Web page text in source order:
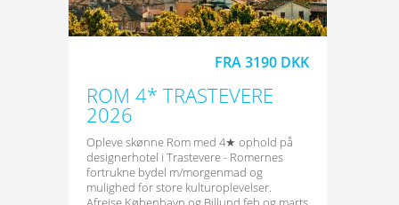
FRA 3190 DKK
ROM 4* TRASTEVERE
2026
Opleve skønne Rom med 4★ ophold på
designerhotel i Trastevere - Romernes
fortrukne bydel m/morgenmad og
mulighed for store kulturoplevelser.